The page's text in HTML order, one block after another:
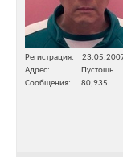
Регистрация
Адрес
Пустошь
Сообщения
80,935